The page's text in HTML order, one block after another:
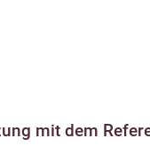
mit dem